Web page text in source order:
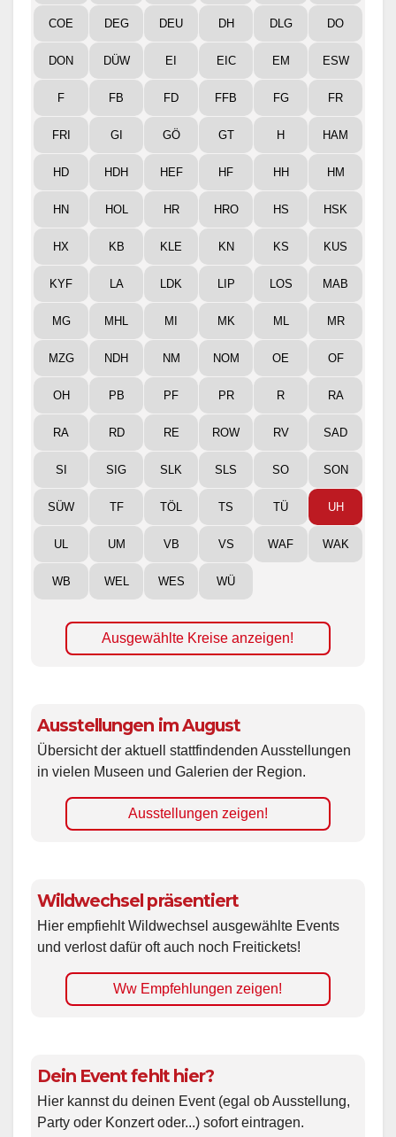
COE DEG DEU DH DLG DO
DON DÜW EI EIC EM ESW
F FB FD FFB FG FR
FRI GI GÖ GT H HAM
HD HDH HEF HF HH HM
HN HOL HR HRO HS HSK
HX KB KLE KN KS KUS
KYF LA LDK LIP LOS MAB
MG MHL MI MK ML MR
MZG NDH NM NOM OE OF
OH PB PF PR R RA
RA RD RE ROW RV SAD
SI SIG SLK SLS SO SON
SÜW TF TÖL TS TÜ UH
UL UM VB VS WAF WAK
WB WEL WES WÜ
Ausgewählte Kreise anzeigen!
Ausstellungen im August
Übersicht der aktuell stattfindenden Ausstellungen
in vielen Museen und Galerien der Region.
Ausstellungen zeigen!
Wildwechsel präsentiert
Hier empfiehlt Wildwechsel ausgewählte Events
und verlost dafür oft auch noch Freitickets!
Ww Empfehlungen zeigen!
Dein Event fehlt hier?
Hier kannst du deinen Event (egal ob Ausstellung,
Party oder Konzert oder...) sofort eintragen.